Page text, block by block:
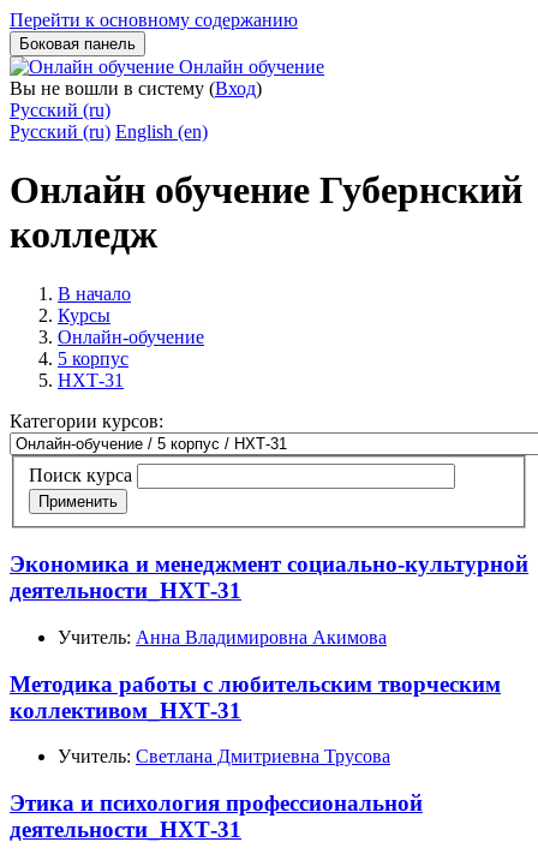
Перейти к основному содержанию
Боковая панель
Онлайн обучение
Вы не вошли в систему (Вход)
Русский ‎(ru)‎
Русский ‎(ru)‎ English ‎(en)‎
Онлайн обучение Губернский
колледж
В начало
Курсы
Онлайн-обучение
5 корпус
НХТ-31
Категории курсов:
Поиск курса
Применить
Экономика и менеджмент социально-культурной
деятельности_НХТ-31
Учитель: Анна Владимировна Акимова
Методика работы с любительским творческим
коллективом_НХТ-31
Учитель: Светлана Дмитриевна Трусова
Этика и психология профессиональной
деятельности_НХТ-31